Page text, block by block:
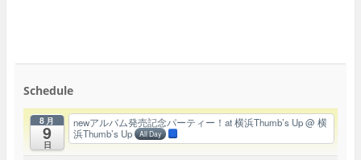
Schedule
8月
9
日
newアルバム発売記念パーティー！at 横浜Thumb’s Up@ 横
浜Thumb’s Up
All Day